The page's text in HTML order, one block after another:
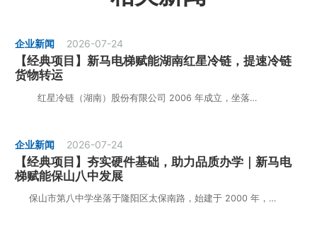
企业新闻 2026-07-24
【经典项目】新马电梯赋能湖南红星冷链，提速冷链
货物转运
红星冷链（湖南）股份有限公司 2006 年成立，坐落…
企业新闻 2026-07-24
【经典项目】夯实硬件基础，助力品质办学｜新马电
梯赋能保山八中发展
保山市第八中学坐落于隆阳区太保南路，始建于 2000 年，…